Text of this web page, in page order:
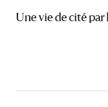
Une vie de cité par